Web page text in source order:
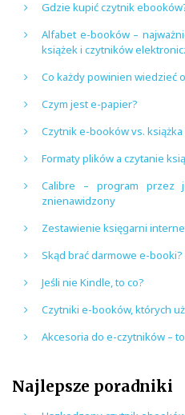
Gdzie kupić czytnik
Alfabet e-booków –
książek i czytników
Co każdy powinien wiedzieć
Czym jest e-papier?
Czytnik e-booków vs.
Formaty plików a czytanie
Calibre – program przez
znienawidzony
Zestawienie księgarni
Skąd brać darmowe e-booki?
Jeśli nie Kindle, to co?
Czytniki e-booków, których
Akcesoria do e-czytników –
Najlepsze poradniki